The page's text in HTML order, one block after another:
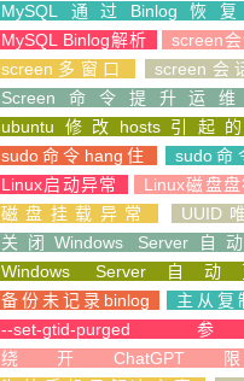
MySQL通过Binlog恢
MySQL Binlog解析
screen
screen多窗口
screen会
Screen命令提升运
ubuntu修改hosts引起
sudo命令hang住
sudo命
Linux启动异常
Linux磁盘
磁盘挂载异常
UUID
关闭Windows Server自
Windows Server自
备份未记录binlog
主从复
--set-gtid-purged
绕开ChatGPT